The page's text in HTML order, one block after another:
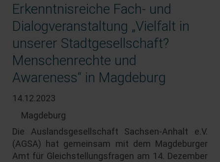
Erkenntnisreiche Fach- und
Dialogveranstaltung „Vielfalt in
unserer Stadtgesellschaft?
Menschenrechte und
Awareness“ in Magdeburg
14.12.2023
Magdeburg
Die Auslandsgesellschaft Sachsen-Anhalt e.V.
(AGSA) hat gemeinsam mit dem Magdeburger
Amt für Gleichstellungsfragen am 14. Dezember